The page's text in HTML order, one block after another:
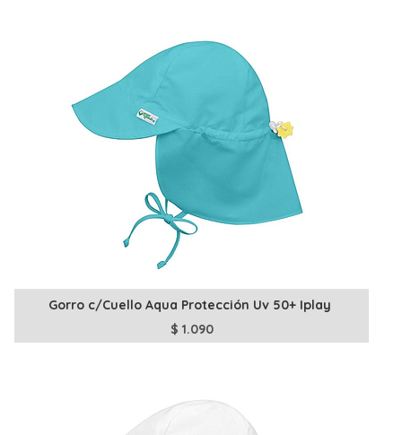
Gorro c/Cuello Aqua Protección Uv 50+ Iplay
$ 1.090